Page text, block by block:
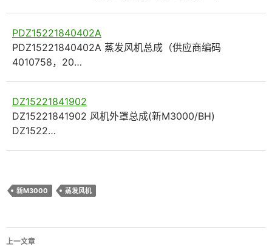
PDZ15221840402A
PDZ15221840402A 蒸发风机总成（供应商编码
4010758，20…
DZ15221841902
DZ15221841902 风机外罩总成(新M3000/BH)
DZ1522…
新M3000 蒸发风机
文
上一文章